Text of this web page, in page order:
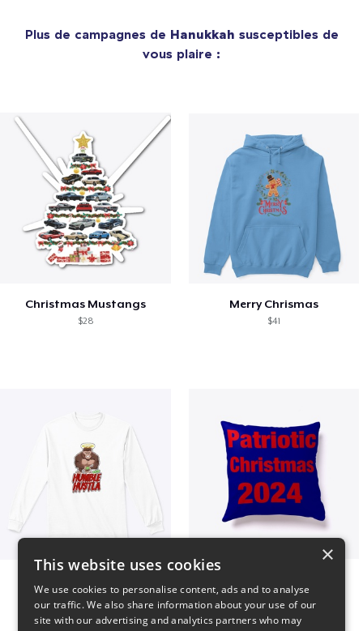
Plus de campagnes de Hanukkah susceptibles de
vous plaire :
Christmas Mustangs
$28
Merry Chrismas
$41
$31 $29
×
This website uses cookies
We use cookies to personalise content, ads and to analyse
our traffic. We also share information about your use of our
site with our advertising and analytics partners who may